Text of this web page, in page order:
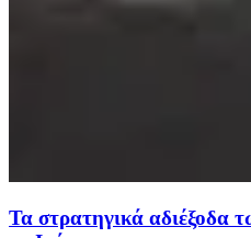
Τα στρατηγικά αδιέξοδα